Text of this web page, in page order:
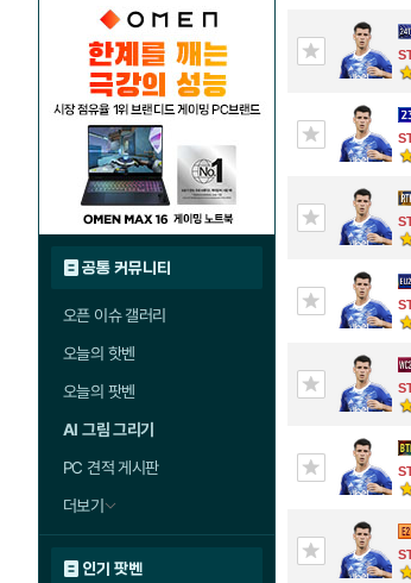
공통 커뮤니티
오픈 이슈 갤러리
오늘의 핫벤
오늘의 팟벤
AI 그림 그리기
PC 견적 게시판
더보기
인기 팟벤